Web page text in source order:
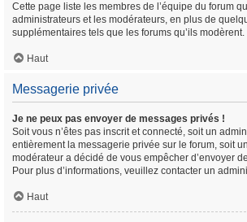
Cette page liste les membres de l’équipe du forum
administrateurs et les modérateurs, en plus de
supplémentaires tels que les forums qu’ils modèrent.
Haut
Messagerie privée
Je ne peux pas envoyer de messages privés !
Soit vous n’êtes pas inscrit et connecté, soit un
entièrement la messagerie privée sur le forum, soit
modérateur a décidé de vous empêcher d’envoyer
Pour plus d’informations, veuillez contacter un
Haut